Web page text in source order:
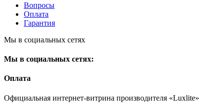
Вопросы
Оплата
Гарантия
Мы в социальных сетях
Мы в социальных сетях:
Оплата
Официальная интернет-витрина производителя «Luxlite»